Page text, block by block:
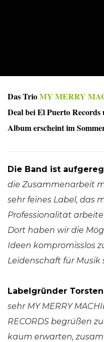
Das TrioMY MERRY
Deal bei El Puerto
Album erscheint im
Die Band ist
die Zusammenarbeit
sehr feines Label, das
Professionalität
Dort haben wir die
Ideen kompromisslos
Leidenschaft für Musik
Labelgründer
sehr MY MERRY
RECORDS begrüßen
kaum erwarten,